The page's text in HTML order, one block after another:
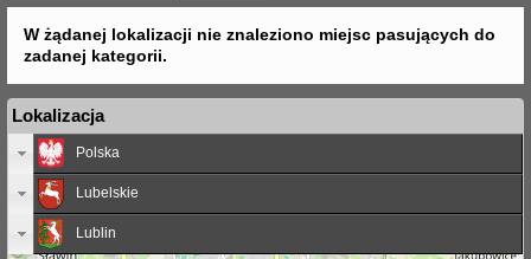
e
ś
t
a
W żądanej lokalizacji nie znaleziono miejsc pasujących do
zadanej kategorii.
Lokalizacja
Polska
Lubelskie
Lublin